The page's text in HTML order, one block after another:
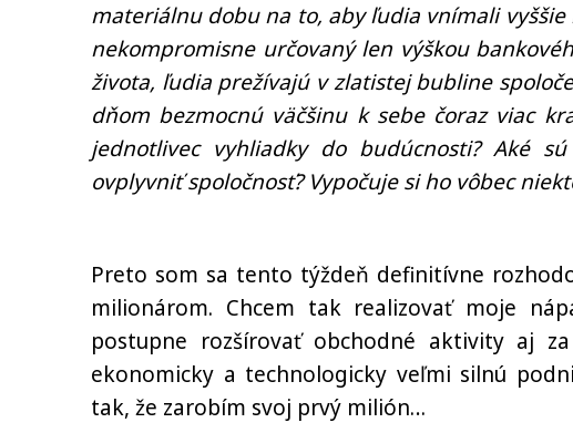
materiálnu dobu na to, aby ľudia vnímali
nekompromisne určovaný len výškou
života, ľudia prežívajú v zlatistej bubline
dňom bezmocnú väčšinu k sebe čoraz viac
jednotlivec vyhliadky do budúcnosti? Aké
ovplyvniť spoločnosť? Vypočuje si ho vôbec
Preto som sa tento týždeň definitívne
milionárom. Chcem tak realizovať moje
postupne rozšírovať obchodné aktivity aj
ekonomicky a technologicky veľmi silnú
tak, že zarobím svoj prvý milión…